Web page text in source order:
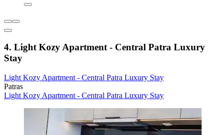
4. Light Kozy Apartment - Central Patra Luxury
Stay
Light Kozy Apartment - Central Patra Luxury Stay
Patras
Light Kozy Apartment - Central Patra Luxury Stay